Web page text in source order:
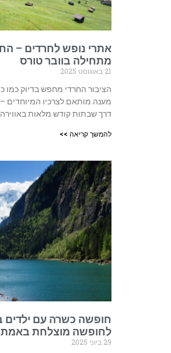
אתרי נופש לחרדים –
מתחילה בוובר טורס
21 באוגוסט 2025
הציבור החרדי מחפש בדיוק
מענה מותאם לצרכיו המיוחדים
דרך שבתות קודש מלאות באווירה
להמשך קריאה >>
חופשה כשרה עם ילדים
לחופשה מוצלחת באמת
29 ביוני 2025